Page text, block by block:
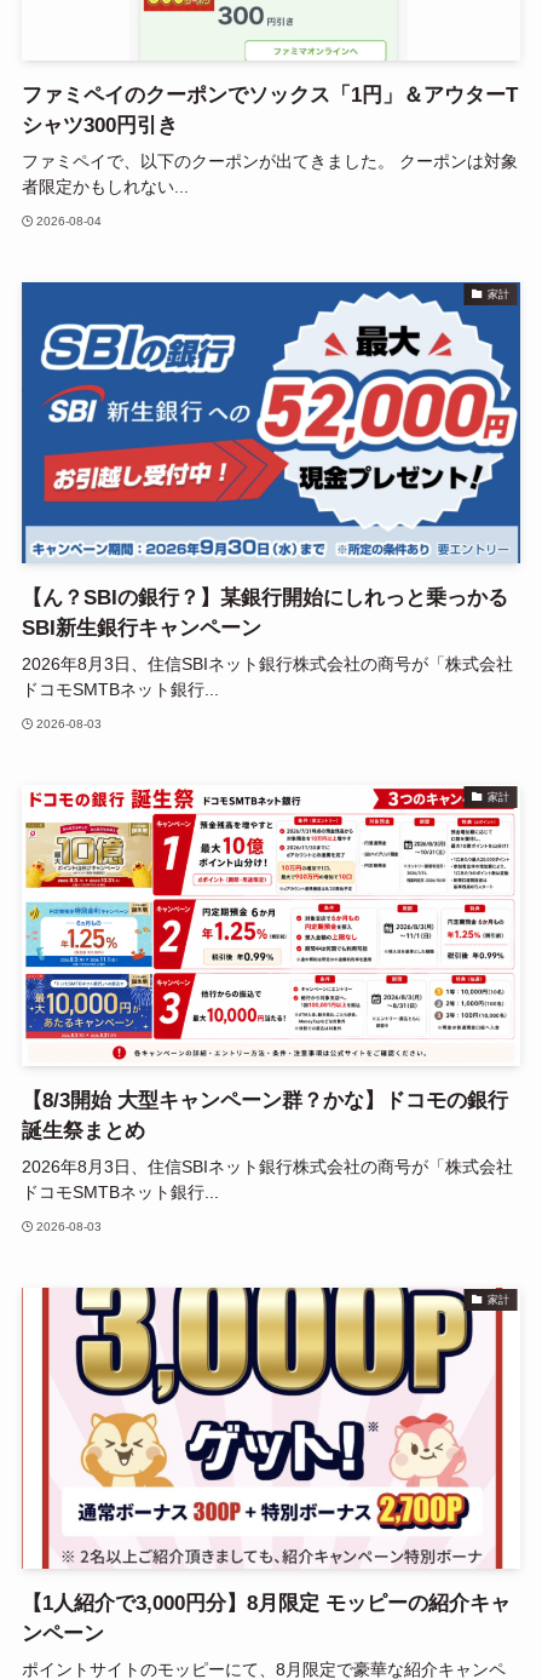
ファミペイのクーポンでソックス「1円」＆アウターT
シャツ300円引き
ファミペイで、以下のクーポンが出てきました。 クーポンは対象
者限定かもしれない...
2026-08-04
家計
【ん？SBIの銀行？】某銀行開始にしれっと乗っかる
SBI新生銀行キャンペーン
2026年8月3日、住信SBIネット銀行株式会社の商号が「株式会社
ドコモSMTBネット銀行...
2026-08-03
家計
【8/3開始 大型キャンペーン群？かな】ドコモの銀行
誕生祭まとめ
2026年8月3日、住信SBIネット銀行株式会社の商号が「株式会社
ドコモSMTBネット銀行...
2026-08-03
家計
【1人紹介で3,000円分】8月限定 モッピーの紹介キャ
ンペーン
ポイントサイトのモッピーにて、8月限定で豪華な紹介キャンペ